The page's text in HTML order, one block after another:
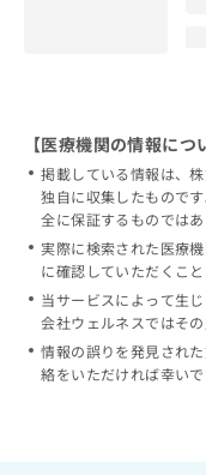
【医療機関の情報につ
掲載している情報は、
独自に収集したもので
全に保証するものではあ
実際に検索された医療
に確認していただくこと
当サービスによって生
会社ウェルネスではそ
情報の誤りを発見され
絡をいただければ幸いで